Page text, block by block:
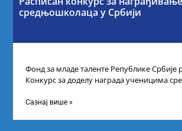
средњошколаца у Србији
Фонд за младе таленте Републике Србије
Конкурс за доделу награда ученицима
Сазнај више »